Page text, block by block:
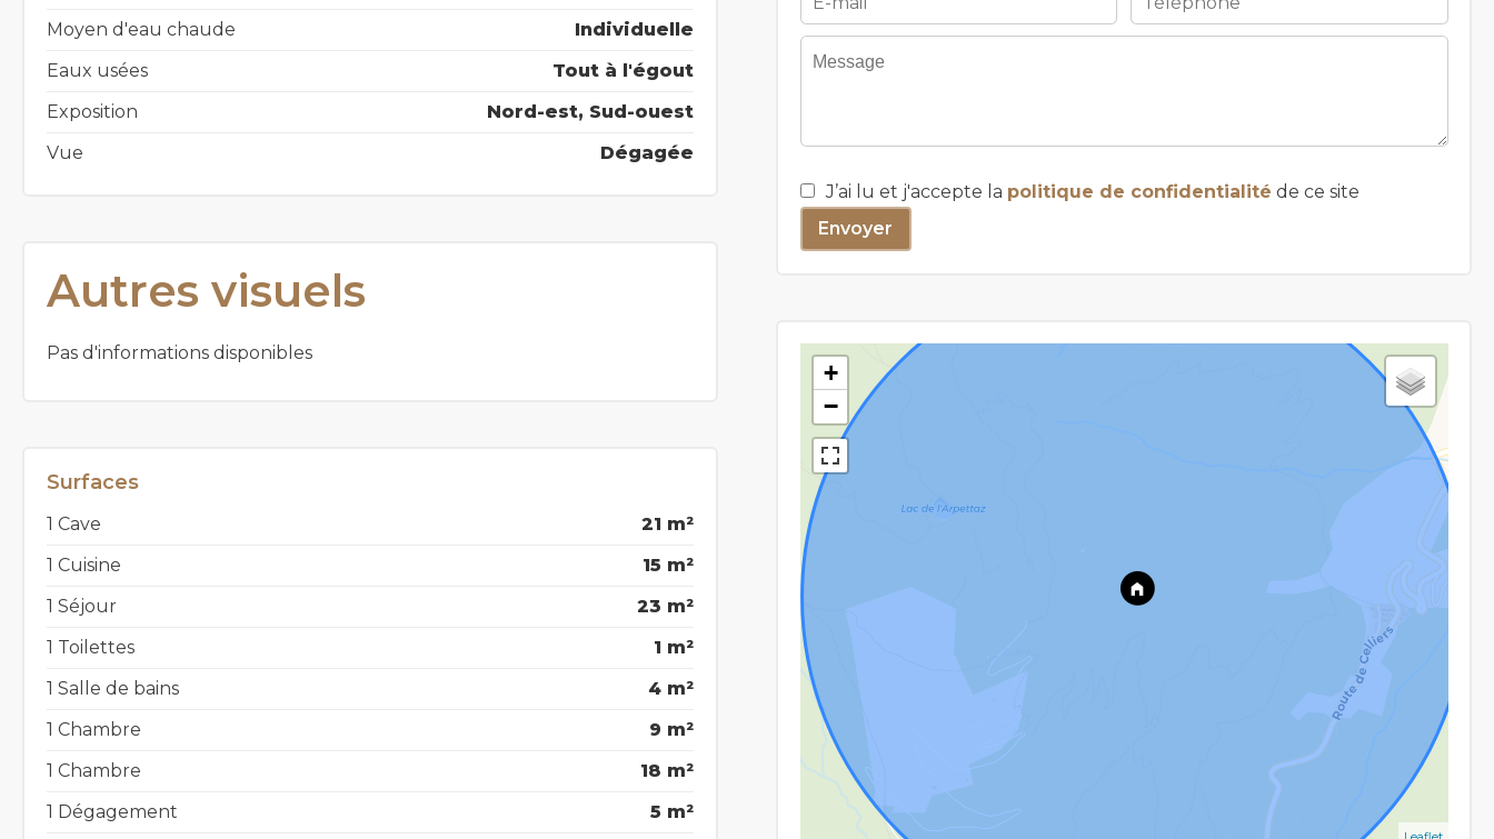
Moyen d'eau chaude
Individuelle
Eaux usées
Tout à l'égout
Exposition
Nord-est, Sud-ouest
Vue
Dégagée
Autres visuels
Pas d'informations disponibles
Surfaces
1 Cave
21 m²
1 Cuisine
15 m²
1 Séjour
23 m²
1 Toilettes
1 m²
1 Salle de bains
4 m²
1 Chambre
9 m²
1 Chambre
18 m²
1 Dégagement
5 m²
J’ai lu et j'accepte la politique de confidentialité de ce site
Envoyer
+
−